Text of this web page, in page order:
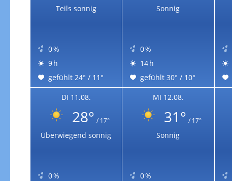
Teils sonnig
0 %
9 h
gefühlt 24° / 11°
Sonnig
0 %
14 h
gefühlt 30° / 10°
DI 11.08.
28° / 17°
Überwiegend sonnig
0 %
MI 12.08.
31° / 17°
Sonnig
0 %